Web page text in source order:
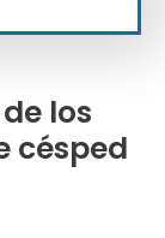
los
césped